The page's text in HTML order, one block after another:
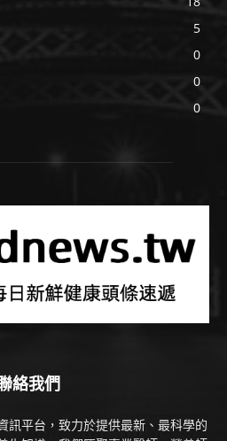
5
0
0
0
絡我們
訊平台，致力於提供最新、最科學的